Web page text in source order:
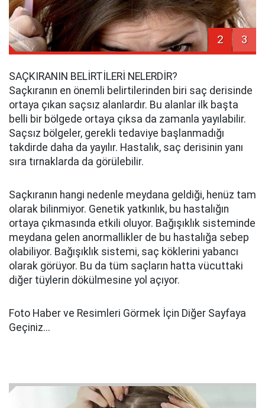
2 3
SAÇKIRANIN BELİRTİLERİ NELERDİR?
Saçkıranın en önemli belirtilerinden biri saç derisinde
ortaya çıkan saçsız alanlardır. Bu alanlar ilk başta
belli bir bölgede ortaya çıksa da zamanla yayılabilir.
Saçsız bölgeler, gerekli tedaviye başlanmadığı
takdirde daha da yayılır. Hastalık, saç derisinin yanı
sıra tırnaklarda da görülebilir.
Saçkıranın hangi nedenle meydana geldiği, henüz tam
olarak bilinmiyor. Genetik yatkınlık, bu hastalığın
ortaya çıkmasında etkili oluyor. Bağışıklık sisteminde
meydana gelen anormallikler de bu hastalığa sebep
olabiliyor. Bağışıklık sistemi, saç köklerini yabancı
olarak görüyor. Bu da tüm saçların hatta vücuttaki
diğer tüylerin dökülmesine yol açıyor.
Foto Haber ve Resimleri Görmek İçin Diğer Sayfaya
Geçiniz...